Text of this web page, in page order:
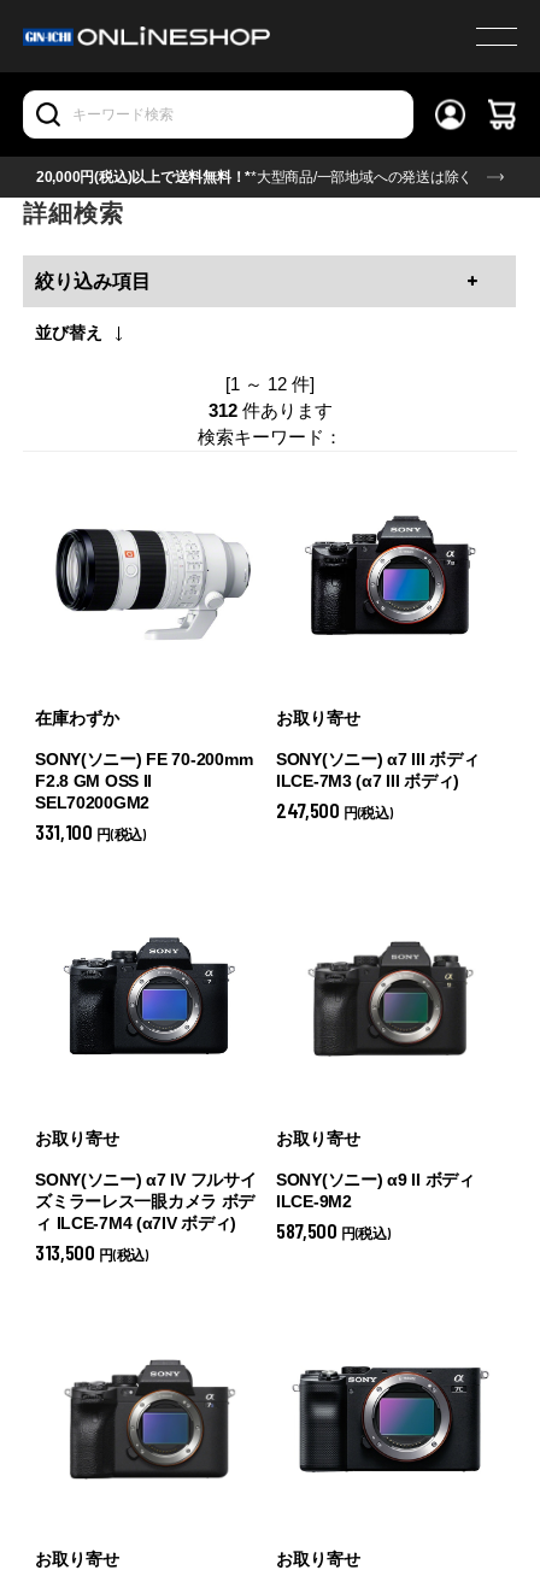
20,000円(税込)以上で送料無料！**大型商品/一部地域への発送は除く
詳細検索
絞り込み項目
並び替え
[1 ～ 12 件]
312 件あります
検索キーワード：
在庫わずか
SONY(ソニー) FE 70-200mm
F2.8 GM OSS II
SEL70200GM2
331,100 円(税込)
お取り寄せ
SONY(ソニー) α7 III ボディ
ILCE-7M3 (α7 III ボディ)
247,500 円(税込)
お取り寄せ
SONY(ソニー) α7 IV フルサイ
ズミラーレス一眼カメラ ボデ
ィ ILCE-7M4 (α7IV ボディ)
313,500 円(税込)
お取り寄せ
SONY(ソニー) α9 II ボディ
ILCE-9M2
587,500 円(税込)
お取り寄せ お取り寄せ